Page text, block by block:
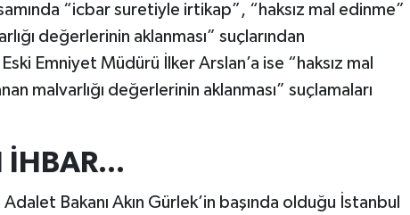
“icbar suretiyle irtikap”, “haksız mal edinme”
değerlerinin aklanması” suçlarından
Emniyet Müdürü İlker Arslan’a ise “haksız mal
malvarlığı değerlerinin aklanması” suçlamaları
İHBAR...
Bakanı Akın Gürlek’in başında olduğu İstanbul